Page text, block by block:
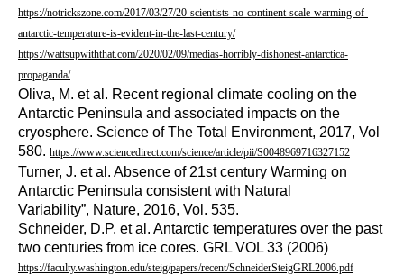
https://notrickszone.com/2017/03/27/20-scientists-no-continent-scale-warming-of-
antarctic-temperature-is-evident-in-the-last-century/
https://wattsupwiththat.com/2020/02/09/medias-horribly-dishonest-antarctica-
propaganda/
Oliva, M. et al. Recent regional climate cooling on the
Antarctic Peninsula and associated impacts on the
cryosphere. Science of The Total Environment, 2017, Vol
580. https://www.sciencedirect.com/science/article/pii/S0048969716327152
Turner, J. et al. Absence of 21st century Warming on
Antarctic Peninsula consistent with Natural
Variability”, Nature, 2016, Vol. 535.
Schneider, D.P. et al. Antarctic temperatures over the past
two centuries from ice cores. GRL VOL 33 (2006)
https://faculty.washington.edu/steig/papers/recent/SchneiderSteigGRL2006.pdf